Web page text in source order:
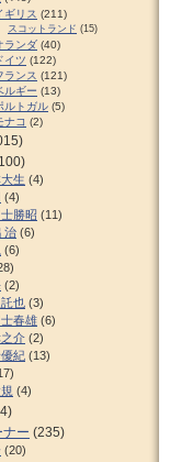
ギリス (211)
スコットランド (15)
ランダ (40)
イツ (122)
ランス (121)
ルギー (13)
ルトガル (5)
ナコ (2)
生 (4)
(4)
勝昭 (11)
治 (6)
(6)
(2)
也 (3)
春雄 (6)
介 (2)
紀 (13)
(4)
ナー (235)
(20)